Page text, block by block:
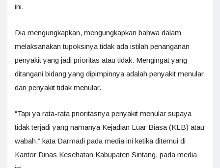
ini.
Dia mengungkapkan, mengungkapkan bahwa dalam
melaksanakan tupoksinya tidak ada istilah penanganan
penyakit yang jadi prioritas atau tidak. Mengingat yang
ditangani bidang yang dipimpinnya adalah penyakit menular
dan penyakit tidak menular.
“Tapi ya rata-rata prioritasnya penyakit menular supaya
tidak terjadi yang namanya Kejadian Luar Biasa (KLB) atau
wabah,” kata Darmadi pada media ini ketika ditemui di
Kantor Dinas Kesehatan Kabupaten Sintang, pada media